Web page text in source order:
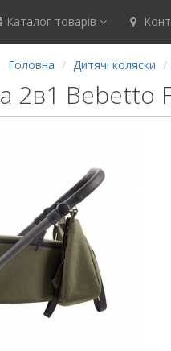
Каталог товарів
Головна Дитячі коляски
2в1 Bebetto